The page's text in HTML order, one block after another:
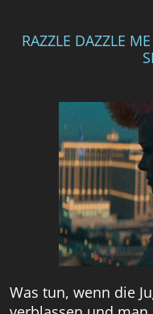
RAZZLE DAZZLE
Was tun, wenn die